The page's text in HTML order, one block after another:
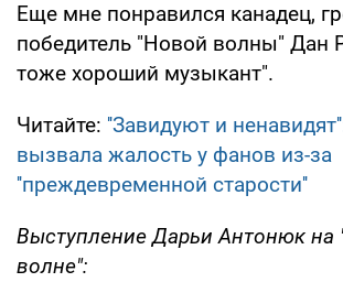
Еще мне понравился канадец,
победитель "Новой волны" Дан
тоже хороший музыкант".
Читайте: ''Завидуют и
вызвала жалость у фанов из-за
''преждевременной старости''
Выступление Дарьи Антонюк на
волне":